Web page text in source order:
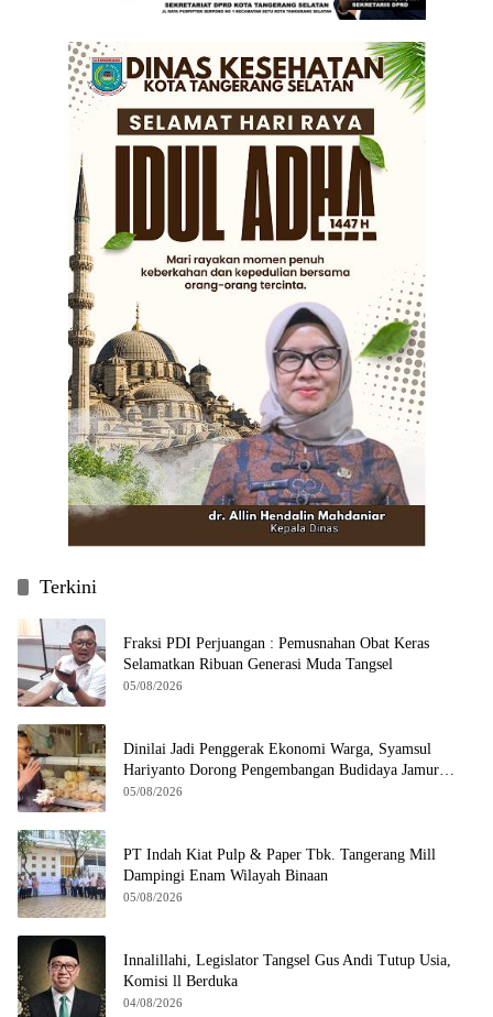
Terkini
Fraksi PDI Perjuangan : Pemusnahan Obat Keras
Selamatkan Ribuan Generasi Muda Tangsel
05/08/2026
Dinilai Jadi Penggerak Ekonomi Warga, Syamsul
Hariyanto Dorong Pengembangan Budidaya Jamur
Crispy di Serpong
05/08/2026
PT Indah Kiat Pulp & Paper Tbk. Tangerang Mill
Dampingi Enam Wilayah Binaan
05/08/2026
Innalillahi, Legislator Tangsel Gus Andi Tutup Usia,
Komisi ll Berduka
04/08/2026